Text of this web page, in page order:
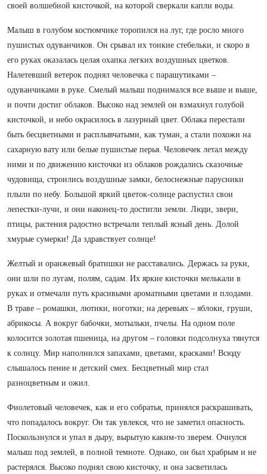
своей волшебной кисточкой, на которой сверкали капли воды.
Малыш в голубом костюмчике торопился на луг, где росло много
пушистых одуванчиков. Он срывал их тонкие стебельки, и скоро в
его руках оказалась целая охапка легких воздушных цветков.
Налетевший ветерок поднял человечка с парашутиками –
одуванчиками в руке. Смелый малыш поднимался все выше и выше,
и почти достиг облаков. Высоко над землей он взмахнул голубой
кисточкой, и небо окрасилось в лазурный цвет. Облака перестали
быть бесцветными и расплывчатыми, как туман, а стали похожи на
сахарную вату или белые пушистые перья. Человечек летал между
ними и по движению кисточки из облаков рождались сказочные
чудовища, строились воздушные замки, белоснежные парусники
плыли по небу. Большой яркий цветок-солнце распустил свои
лепестки-лучи, и они наконец-то достигли земли. Люди, звери,
птицы, растения радостно встречали теплый ясный день. Долой
хмурые сумерки! Да здравствует солнце!
Желтый и оранжевый братишки не расставались. Держась за руки,
они шли по лугам, полям, садам. Их яркие кисточки мелькали в
руках и отмечали путь красивыми ароматными цветами и плодами.
В траве – ромашки, лютики, ноготки; на деревьях – яблоки, груши,
абрикосы. А вокруг бабочки, мотыльки, пчелы. На одном поле
колосится золотая пшеница, на другом – головки подсолнуха тянутся
к солнцу. Мир наполнился запахами, цветами, красками! Всюду
слышалось пение и детский смех. Бесцветный мир стал
разноцветным и ожил.
Фиолетовый человечек, как и его собратья, принялся раскрашивать,
что попадалось вокруг. Он так увлекся, что не заметил опасность.
Поскользнулся и упал в дыру, вырытую каким-то зверем. Очнулся
малыш под землей, в полной темноте. Однако, он был храбрым и не
растерялся. Высоко поднял свою кисточку, и она засветилась